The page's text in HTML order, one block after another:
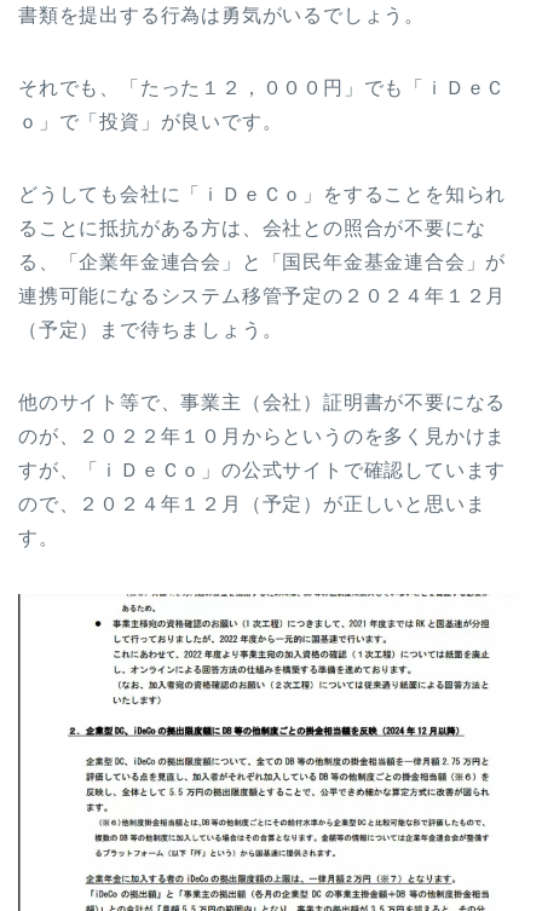
書類を提出する行為は勇気がいるでしょう。
それでも、「たった１２，０００円」でも「ｉＤｅＣ
ｏ」で「投資」が良いです。
どうしても会社に「ｉＤｅＣｏ」をすることを知られ
ることに抵抗がある方は、会社との照合が不要にな
る、「企業年金連合会」と「国民年金基金連合会」が
連携可能になるシステム移管予定の２０２４年１２月
（予定）まで待ちましょう。
他のサイト等で、事業主（会社）証明書が不要になる
のが、２０２２年１０月からというのを多く見かけま
すが、「ｉＤｅＣｏ」の公式サイトで確認しています
ので、２０２４年１２月（予定）が正しいと思いま
す。